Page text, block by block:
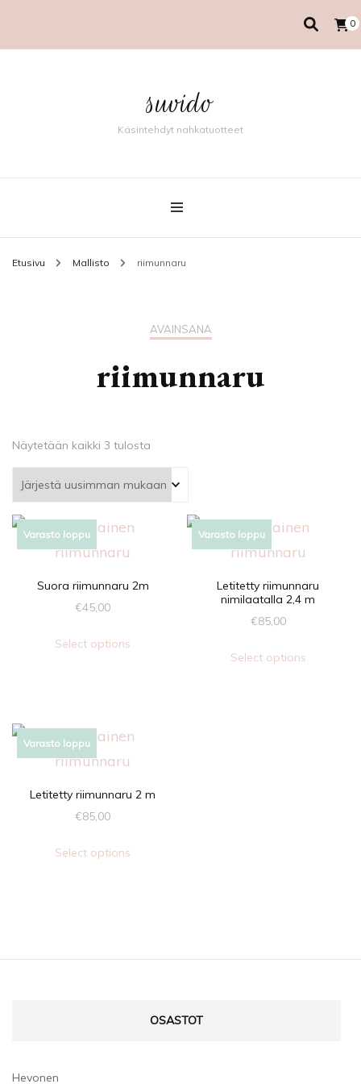
0
suvido
Käsintehdyt nahkatuotteet
Etusivu Mallisto riimunnaru
AVAINSANA
riimunnaru
Näytetään kaikki 3 tulosta
latest
Varasto loppu
Suora riimunnaru 2m
€45,00
Select options
Varasto loppu
Letitetty riimunnaru
nimilaatalla 2,4 m
€85,00
Select options
Varasto loppu
Letitetty riimunnaru 2 m
€85,00
Select options
OSASTOT
Hevonen